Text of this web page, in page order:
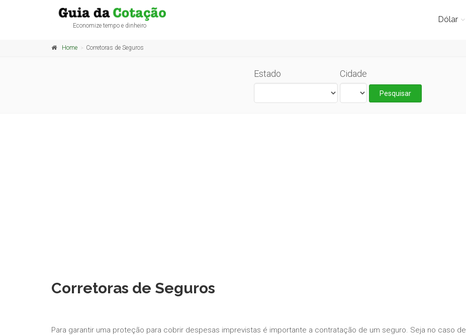
Economize tempo e dinheiro
Dólar
Home Corretoras de Seguros
Estado Cidade
Pesquisar
Corretoras de Seguros
Para garantir uma proteção para cobrir despesas imprevistas é importante a contratação de um seguro. Seja no caso de